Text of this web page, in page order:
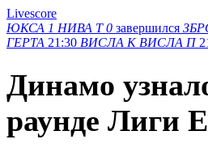
Livescore
ЮКСА 1 НИВА Т 0 завершился
ГЕРТА 21:30 ВИСЛА K ВИСЛА П
Динамо
раунде Лиги